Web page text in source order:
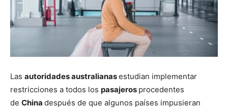
Las autoridades australianasestudian implementar
restricciones a todos los pasajeros procedentes
de China después de que algunos países impusieran